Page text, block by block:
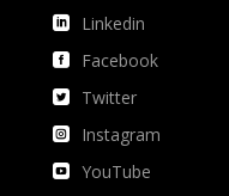
Linkedin
Facebook
Twitter
Instagram
YouTube